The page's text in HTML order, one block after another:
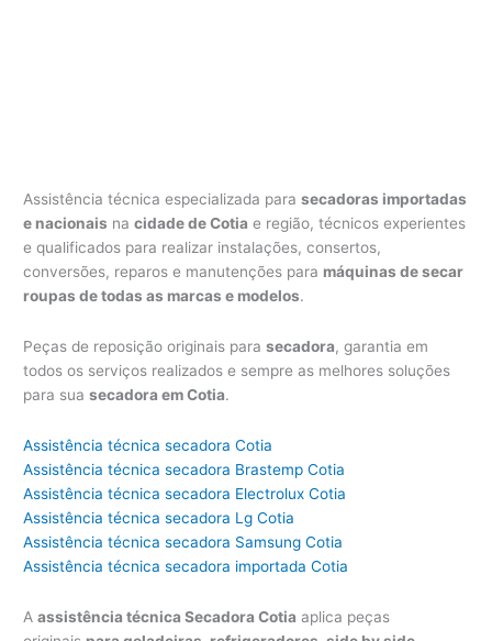
Assistência técnica especializada parasecadoras importadas
e nacionais nacidade de Cotia e região, técnicos experientes
e qualificados para realizar instalações, consertos,
conversões, reparos e manutenções para máquinas de secar
roupas de todas as marcas e modelos.
Peças de reposição originais parasecadora, garantia em
todos os serviços realizados e sempre as melhores soluções
para suasecadora em Cotia.
Assistência técnica secadora Cotia
Assistência técnica secadora Brastemp Cotia
Assistência técnica secadora Electrolux Cotia
Assistência técnica secadora Lg Cotia
Assistência técnica secadora Samsung Cotia
Assistência técnica secadora importada Cotia
Aassistência técnica Secadora Cotia aplica peças